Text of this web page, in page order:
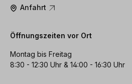
Anfahrt
Öffnungszeiten vor Ort
Montag bis Freitag
8:30 - 12:30 Uhr & 14:00 - 16:30 Uhr